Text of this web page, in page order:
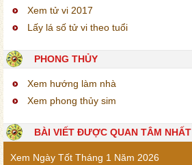
Xem tử vi 2017
Lấy lá số tử vi theo tuổi
PHONG THỦY
Xem hướng làm nhà
Xem phong thủy sim
BÀI VIẾT ĐƯỢC QUAN TÂM NHẤT
Xem Ngày Tốt Tháng 1 Năm 2026